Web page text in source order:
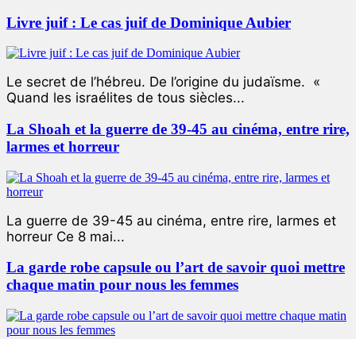
Livre juif : Le cas juif de Dominique Aubier
Le secret de l’hébreu. De l’origine du judaïsme. «
Quand les israélites de tous siècles...
La Shoah et la guerre de 39-45 au cinéma, entre rire,
larmes et horreur
La guerre de 39-45 au cinéma, entre rire, larmes et
horreur Ce 8 mai...
La garde robe capsule ou l’art de savoir quoi mettre
chaque matin pour nous les femmes